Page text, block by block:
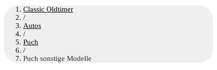
Classic Oldtimer
/
Autos
/
Puch
/
Puch sonstige Modelle